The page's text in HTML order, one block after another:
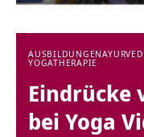
AUSBILDUNGEN
YOGATHERAPIE
Eindrücke
bei Yoga